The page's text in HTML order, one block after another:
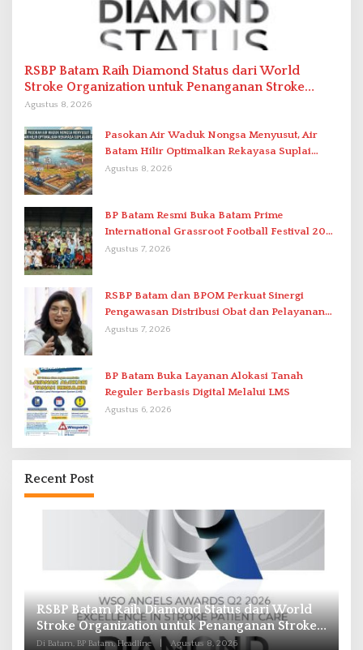
RSBP Batam Raih Diamond Status dari World
Stroke Organization untuk Penanganan Stroke
Berstandar Internasional
Agustus 8, 2026
Pasokan Air Waduk Nongsa Menyusut, Air
Batam Hilir Optimalkan Rekayasa Suplai
Antar-IPAM
Agustus 8, 2026
BP Batam Resmi Buka Batam Prime
International Grassroot Football Festival 2026
di Stadion Temenggung Abdul Jamal
Agustus 7, 2026
RSBP Batam dan BPOM Perkuat Sinergi
Pengawasan Distribusi Obat dan Pelayanan
Kefarmasian
Agustus 7, 2026
BP Batam Buka Layanan Alokasi Tanah
Reguler Berbasis Digital Melalui LMS
Agustus 6, 2026
Recent Post
RSBP Batam Raih Diamond Status dari World
Stroke Organization untuk Penanganan Stroke
Berstandar Internasional
Di Batam, BP Batam, Headline Agustus 8, 2026